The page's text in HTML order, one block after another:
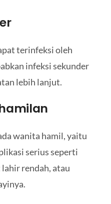
terinfeksi oleh
infeksi sekunder
lebih lanjut.
wanita hamil, yaitu
serius seperti
rendah, atau